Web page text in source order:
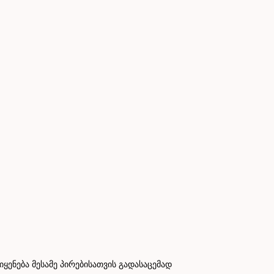
მესამე პირებისათვის გადასაცემად